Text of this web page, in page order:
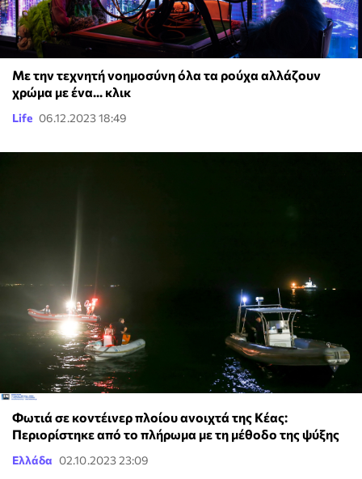
Με την τεχνητή νοημοσύνη όλα τα ρούχα αλλάζουν
χρώμα με ένα... κλικ
Life 06.12.2023 18:49
Φωτιά σε κοντέινερ πλοίου ανοιχτά της Κέας:
Περιορίστηκε από το πλήρωμα με τη μέθοδο της ψύξης
Ελλάδα 02.10.2023 23:09